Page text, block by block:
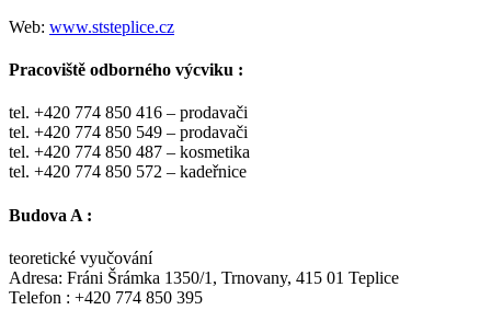
Web: www.ststeplice.cz
Pracoviště odborného výcviku :
tel. +420 774 850 416 – prodavači
tel. +420 774 850 549 – prodavači
tel. +420 774 850 487 – kosmetika
tel. +420 774 850 572 – kadeřnice
Budova A :
teoretické vyučování
Adresa: Fráni Šrámka 1350/1, Trnovany, 415 01 Teplice
Telefon : +420 774 850 395